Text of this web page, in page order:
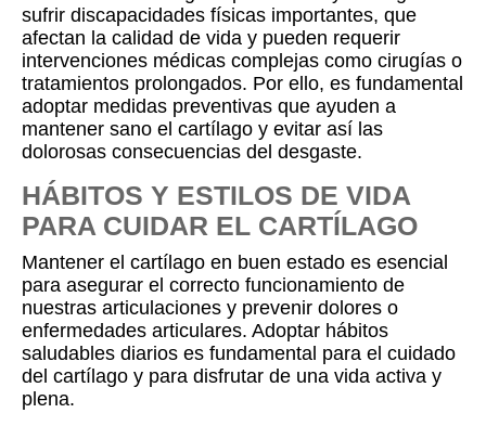
sufrir discapacidades físicas importantes, que
afectan la calidad de vida y pueden requerir
intervenciones médicas complejas como cirugías o
tratamientos prolongados. Por ello, es fundamental
adoptar medidas preventivas que ayuden a
mantener sano el cartílago y evitar así las
dolorosas consecuencias del desgaste.
HÁBITOS Y ESTILOS DE VIDA
PARA CUIDAR EL CARTÍLAGO
Mantener el cartílago en buen estado es esencial
para asegurar el correcto funcionamiento de
nuestras articulaciones y prevenir dolores o
enfermedades articulares. Adoptar hábitos
saludables diarios es fundamental para el cuidado
del cartílago y para disfrutar de una vida activa y
plena.